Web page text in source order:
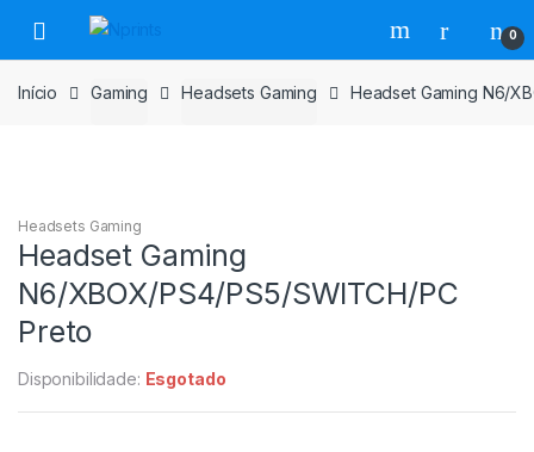
para
navegação
para
o
conteúdo
0
Início Gaming Headsets Gaming Headset Gaming N6/
Headsets Gaming
Headset Gaming
N6/XBOX/PS4/PS5/SWITCH/PC
Preto
Disponibilidade: Esgotado